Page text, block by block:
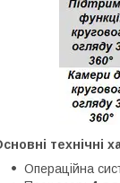
технічні
Операційна